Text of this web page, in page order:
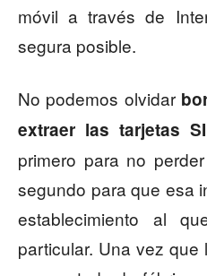
móvil a través de
segura posible.
No podemos olvidar
extraer las tarjetas
primero para no
segundo para que esa
establecimiento al
particular. Una vez